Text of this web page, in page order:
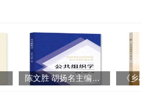
陈文胜 胡扬名主编《公共组织学》正式发布